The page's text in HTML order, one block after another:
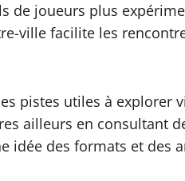
joueurs plus
ville facilite les
pistes utiles à explorer
ailleurs en consultant
idée des formats et des